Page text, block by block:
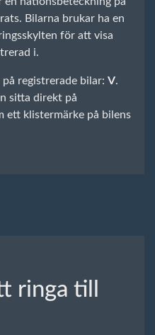
Bilarna brukar ha en
för att visa
i.
på registrerade bilar: V.
sitta direkt på
ett klistermärke på bilens
ringa till